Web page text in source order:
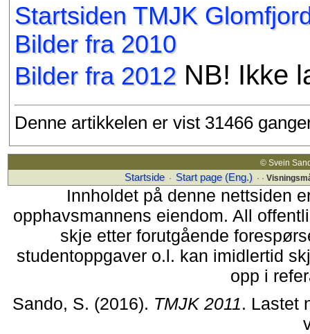
Startsiden TMJK
Bilder fra 2010
Bilder fra 2012NB! Ikke
Denne artikkelen er vist 31466
© Svein
Startside · Start page (Eng.) · ·
Innholdet på denne nettsiden
opphavsmannens eiendom. All
skje etter forutgående
studentoppgaver o.l. kan imidlertid
opp i
Sando, S. (2016). TMJK 2011. Lastet